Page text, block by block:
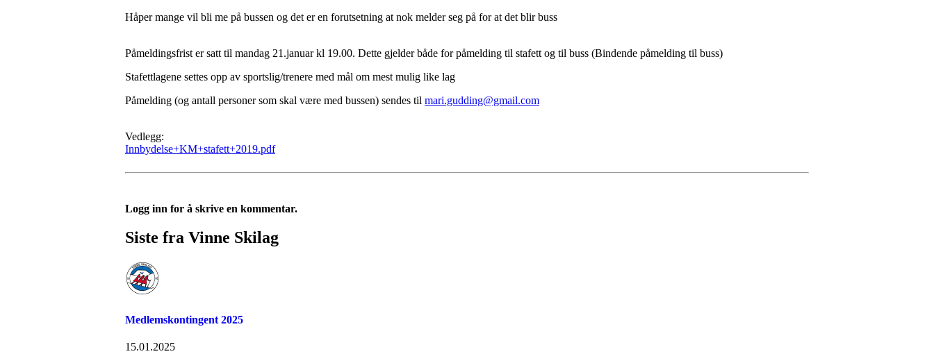
Håper mange vil bli me på bussen og det er en forutsetning at nok melder seg på for at det blir buss
Påmeldingsfrist er satt til mandag 21.januar kl 19.00. Dette gjelder både for påmelding til stafett og til buss (Bindende påmelding til buss)
Stafettlagene settes opp av sportslig/trenere med mål om mest mulig like lag
Påmelding (og antall personer som skal være med bussen) sendes til mari.gudding@gmail.com
Vedlegg:
Innbydelse+KM+stafett+2019.pdf
Logg inn for å skrive en kommentar.
Siste fra Vinne Skilag
Medlemskontingent 2025
15.01.2025